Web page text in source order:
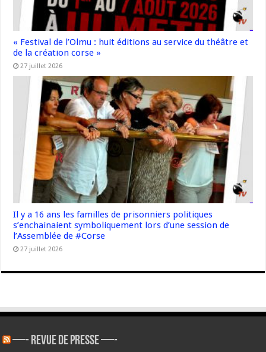
« Festival de l’Olmu : huit éditions au service du théâtre et
de la création corse »
27 juillet 2026
Il y a 16 ans les familles de prisonniers politiques
s’enchainaient symboliquement lors d’une session de
l’Assemblée de #Corse
27 juillet 2026
—- REVUE DE PRESSE —-